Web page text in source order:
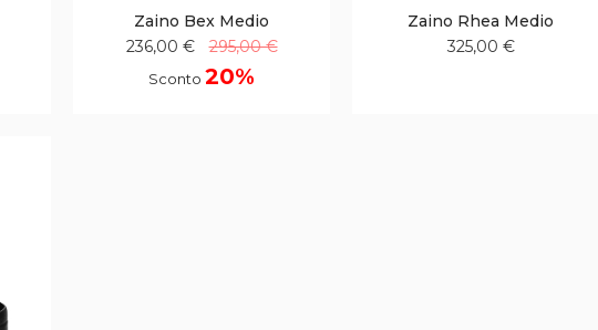
Zaino Bex Medio
236,00 €
295,00 €
Sconto 20%
Zaino Rhea Medio
325,00 €